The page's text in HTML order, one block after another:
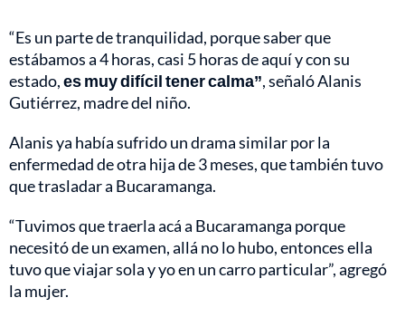
“Es un parte de tranquilidad, porque saber que
estábamos a 4 horas, casi 5 horas de aquí y con su
estado,es muy difícil tener calma”, señaló Alanis
Gutiérrez, madre del niño.
Alanis ya había sufrido un drama similar por la
enfermedad de otra hija de 3 meses, que también tuvo
que trasladar a Bucaramanga.
“Tuvimos que traerla acá a Bucaramanga porque
necesitó de un examen, allá no lo hubo, entonces ella
tuvo que viajar sola y yo en un carro particular”, agregó
la mujer.